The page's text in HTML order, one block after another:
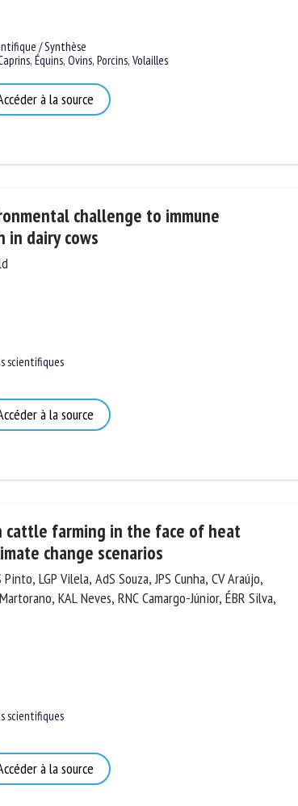
/ Synthèse
, Équins, Ovins, Porcins, Volailles
à la source
challenge to immune
in dairy cows
scientifiques
à la source
cattle farming in the face of heat
change scenarios
Pinto, LGP Vilela, AdS Souza, JPS Cunha, CV Araújo,
KAL Neves, RNC Camargo-Júnior, ÉBR Silva,
scientifiques
à la source